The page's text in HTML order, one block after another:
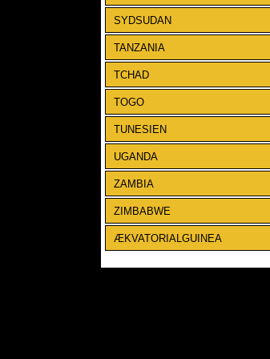
SYDSUDAN
TANZANIA
TCHAD
TOGO
TUNESIEN
UGANDA
ZAMBIA
ZIMBABWE
ÆKVATORIALGUINEA